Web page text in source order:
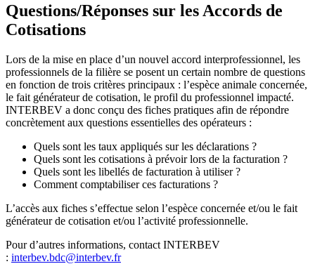
Questions/Réponses sur les Accords de
Cotisations
Lors de la mise en place d’un nouvel accord interprofessionnel, les
professionnels de la filière se posent un certain nombre de questions
en fonction de trois critères principaux : l’espèce animale concernée,
le fait générateur de cotisation, le profil du professionnel impacté.
INTERBEV a donc conçu des fiches pratiques afin de répondre
concrètement aux questions essentielles des opérateurs :
Quels sont les taux appliqués sur les déclarations ?
Quels sont les cotisations à prévoir lors de la facturation ?
Quels sont les libellés de facturation à utiliser ?
Comment comptabiliser ces facturations ?
L’accès aux fiches s’effectue selon l’espèce concernée et/ou le fait
générateur de cotisation et/ou l’activité professionnelle.
Pour d’autres informations, contact INTERBEV
: interbev.bdc@interbev.fr